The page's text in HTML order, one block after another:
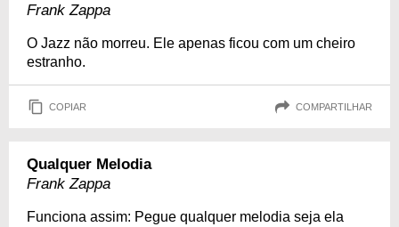
Frank Zappa
O Jazz não morreu. Ele apenas ficou com um cheiro
estranho.
COPIAR COMPARTILHAR
Qualquer Melodia
Frank Zappa
Funciona assim: Pegue qualquer melodia seja ela